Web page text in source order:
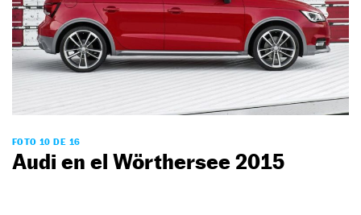
FOTO 10 DE 16
Audi en el Wörthersee 2015